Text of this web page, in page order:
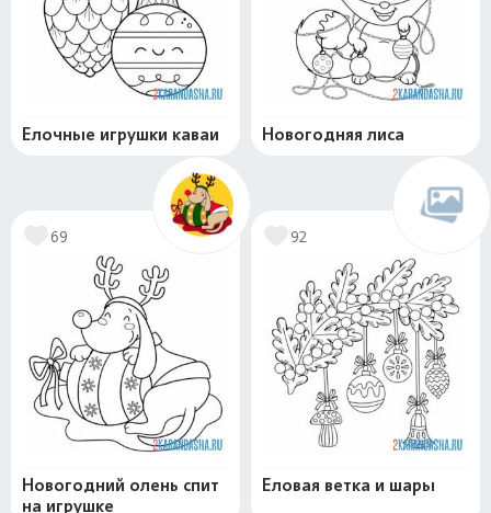
Елочные игрушки каваи Новогодняя лиса
69
Новогодний олень спит
на игрушке
92
Еловая ветка и шары